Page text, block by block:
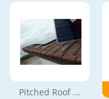
Pitched Roof ...